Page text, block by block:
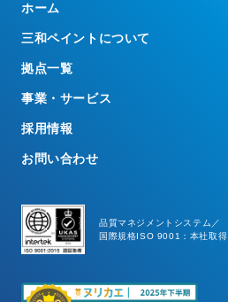
ホーム
三和ペイントについて
拠点一覧
事業・サービス
採用情報
お問い合わせ
品質マネジメントシステム／
国際規格ISO 9001：本社取得